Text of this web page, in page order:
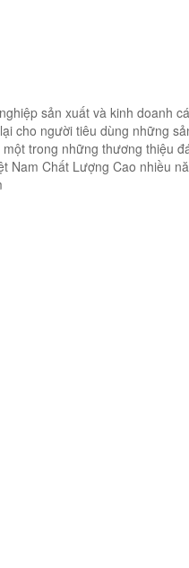
sản xuất và kinh doanh
cho người tiêu dùng những
trong những thương thiệu
Nam Chất Lượng Cao nhiều